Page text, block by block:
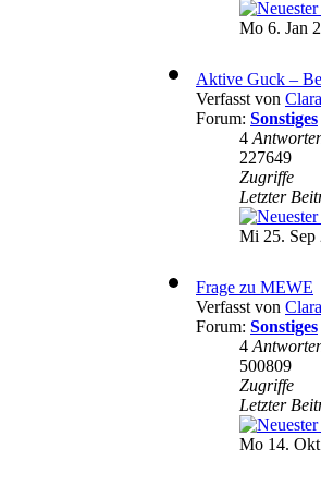
Mo 6. Jan
Aktive Guck –
Verfasst von Clara
Forum: Sonstiges
4
227649
Zugriffe
Letzter
Mi 25. Sep
Frage zu MEWE
Verfasst von Clara
Forum: Sonstiges
4
500809
Zugriffe
Letzter
Mo 14.